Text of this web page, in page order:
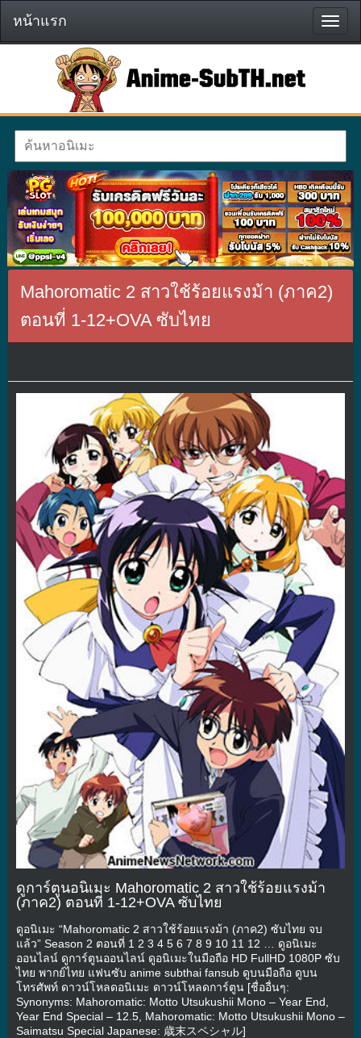
หน้า
แรก
หน้าแรก
Mahoromatic 2 สาวใช้ร้อยแรงม้า (ภาค2)
ตอนที่ 1-12+OVA ซับไทย
ดูการ์ตูนอนิเมะ Mahoromatic 2 สาวใช้ร้อยแรงม้า
(ภาค2) ตอนที่ 1-12+OVA ซับไทย
ดูอนิเมะ “Mahoromatic 2 สาวใช้ร้อยแรงม้า (ภาค2) ซับไทย จบ
แล้ว” Season 2 ตอนที่ 1 2 3 4 5 6 7 8 9 10 11 12 … ดูอนิเมะ
ออนไลน์ ดูการ์ตูนออนไลน์ ดูอนิเมะในมือถือ HD FullHD 1080P ซับ
ไทย พากย์ไทย แฟนซับ anime subthai fansub ดูบนมือถือ ดูบน
โทรศัพท์ ดาวน์โหลดอนิเมะ ดาวน์โหลดการ์ตูน [ชื่ออื่นๆ:
Synonyms: Mahoromatic: Motto Utsukushii Mono – Year End,
Year End Special – 12.5, Mahoromatic: Motto Utsukushii Mono –
Saimatsu Special Japanese: 歳末スペシャル]